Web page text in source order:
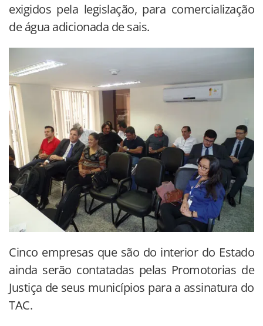
exigidos pela legislação, para comercialização
de água adicionada de sais.
Cinco empresas que são do interior do Estado
ainda serão contatadas pelas Promotorias de
Justiça de seus municípios para a assinatura do
TAC.